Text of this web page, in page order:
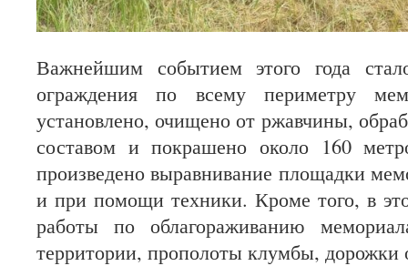
Важнейшим событием этого года
ограждения по всему периметру
установлено, очищено от ржавчины,
составом и покрашено около 160
произведено выравнивание площадки
и при помощи техники. Кроме того, в
работы по облагораживанию
территории, прополоты клумбы, дорожки